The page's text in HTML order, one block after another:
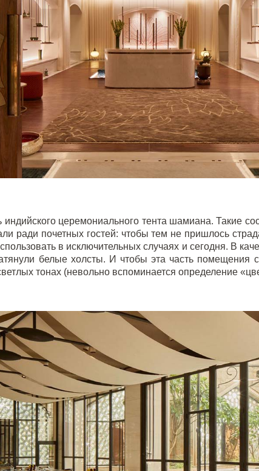
индийского церемониального тента шамиана. Такие
ради почетных гостей: чтобы тем не пришлось
в исключительных случаях и сегодня. В
белые холсты. И чтобы эта часть помещения
тонах (невольно вспоминается определение